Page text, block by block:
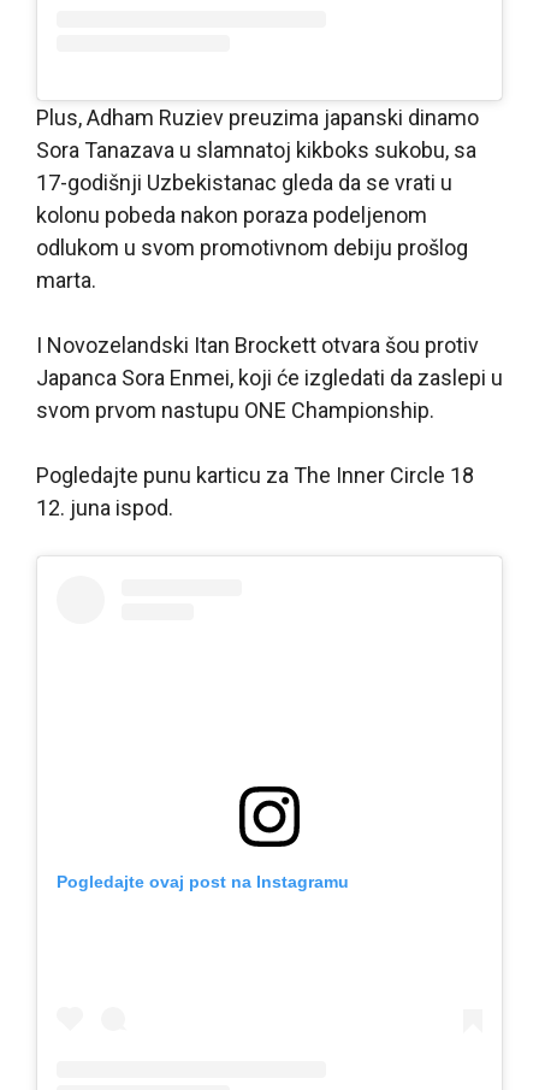
Plus, Adham Ruziev preuzima japanski dinamo
Sora Tanazava u slamnatoj kikboks sukobu, sa
17-godišnji Uzbekistanac gleda da se vrati u
kolonu pobeda nakon poraza podeljenom
odlukom u svom promotivnom debiju prošlog
marta.
I Novozelandski Itan Brockett otvara šou protiv
Japanca Sora Enmei, koji će izgledati da zaslepi u
svom prvom nastupu ONE Championship.
Pogledajte punu karticu za The Inner Circle 18
12. juna ispod.
Pogledajte ovaj post na Instagramu